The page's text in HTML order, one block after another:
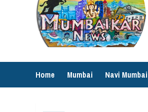
Home Mumbai Navi Mumbai